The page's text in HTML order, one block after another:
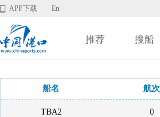
APP下载 En
推荐 搜船
船名 航次
TBA2 0